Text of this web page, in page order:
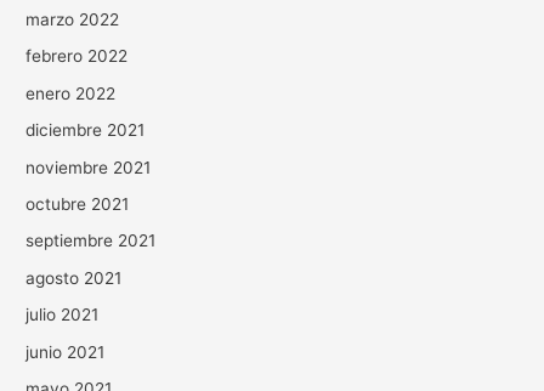
marzo 2022
febrero 2022
enero 2022
diciembre 2021
noviembre 2021
octubre 2021
septiembre 2021
agosto 2021
julio 2021
junio 2021